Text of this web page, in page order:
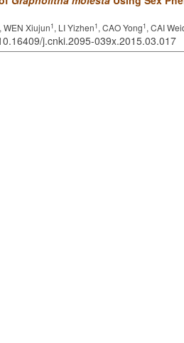
, WEN Xiujun1 , LI Yizhen1 , CAO Yong1 , CAI
j.cnki.2095-039x.2015.03.017